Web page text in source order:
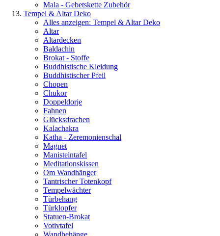
Mala - Gebetskette Zubehör
Tempel & Altar Deko
Alles anzeigen: Tempel & Altar Deko
Altar
Altardecken
Baldachin
Brokat - Stoffe
Buddhistische Kleidung
Buddhistischer Pfeil
Chopen
Chukor
Doppeldorje
Fahnen
Glücksdrachen
Kalachakra
Katha - Zeremonienschal
Magnet
Manisteintafel
Meditationskissen
Om Wandhänger
Tantrischer Totenkopf
Tempelwächter
Türbehang
Türklopfer
Statuen-Brokat
Votivtafel
Wandbehänge